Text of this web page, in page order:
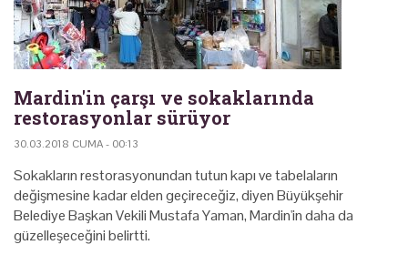
Mardin'in çarşı ve sokaklarında
restorasyonlar sürüyor
30.03.2018 CUMA - 00:13
Sokakların restorasyonundan tutun kapı ve tabelaların
değişmesine kadar elden geçireceğiz, diyen Büyükşehir
Belediye Başkan Vekili Mustafa Yaman, Mardin'in daha da
güzelleşeceğini belirtti.